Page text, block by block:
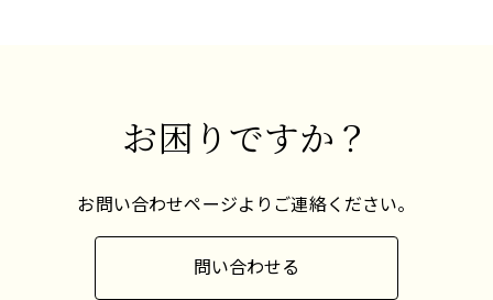
お困りですか？
お問い合わせページよりご連絡ください。
問い合わせる